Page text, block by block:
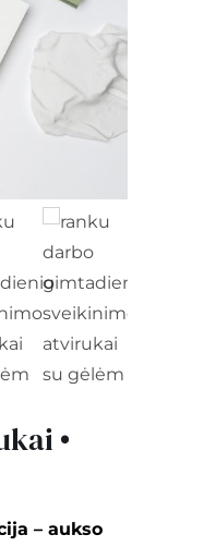
•
– aukso